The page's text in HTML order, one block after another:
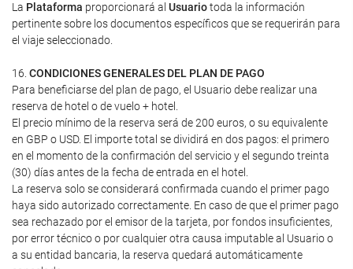
La Plataforma proporcionará al Usuariotoda la información
pertinente sobre los documentos específicos que se requerirán para
el viaje seleccionado.
16. CONDICIONES GENERALES DEL PLAN DE PAGO
Para beneficiarse del plan de pago, el Usuario debe realizar una
reserva de hotel o de vuelo + hotel.
El precio mínimo de la reserva será de 200 euros, o su equivalente
en GBP o USD. El importe total se dividirá en dos pagos: el primero
en el momento de la confirmación del servicio y el segundo treinta
(30) días antes de la fecha de entrada en el hotel.
La reserva solo se considerará confirmada cuando el primer pago
haya sido autorizado correctamente. En caso de que el primer pago
sea rechazado por el emisor de la tarjeta, por fondos insuficientes,
por error técnico o por cualquier otra causa imputable al Usuario o
a su entidad bancaria, la reserva quedará automáticamente